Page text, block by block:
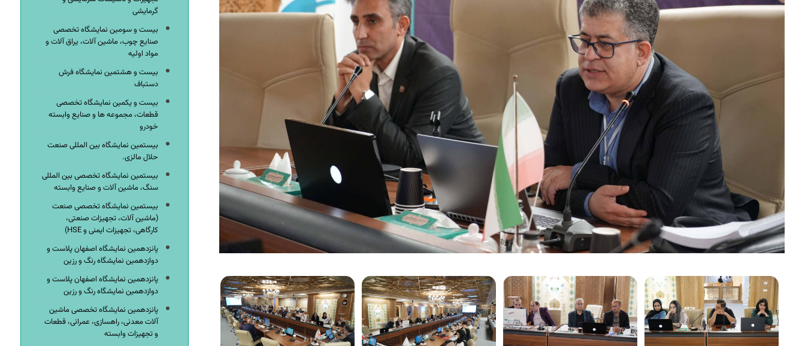
گرمایشی
بیست و سومین نمایشگاه تخصصی
صنایع چوب، ماشین آلات، یراق آلات و
مواد اولیه
بیست و هشتمین نمایشگاه فرش
دستباف
بیست و یکمین نمایشگاه تخصصی
قطعات، مجموعه ها و صنایع وابسته
خودرو
بیستمین نمایشگاه بین المللی صنعت
حلال مالزی.
بیستمین نمایشگاه تخصصی بین المللی
سنگ، ماشین آلات و صنایع وابسته
بیستمین نمایشگاه تخصصی صنعت
(ماشین آلات، تجهیزات صنعتی،
کارگاهی، تجهیزات ایمنی و HSE)
پانزدهمین نمایشگاه اصفهان پلاست و
دوازدهمین نمایشگاه رنگ و رزین
پانزدهمین نمایشگاه اصفهان پلاست و
دوازدهمین نمایشگاه رنگ و رزین
پانزدهمین نمایشگاه تخصصی ماشین
آلات معدنی، راهسازی، عمرانی، قطعات
و تجهیزات وابسته